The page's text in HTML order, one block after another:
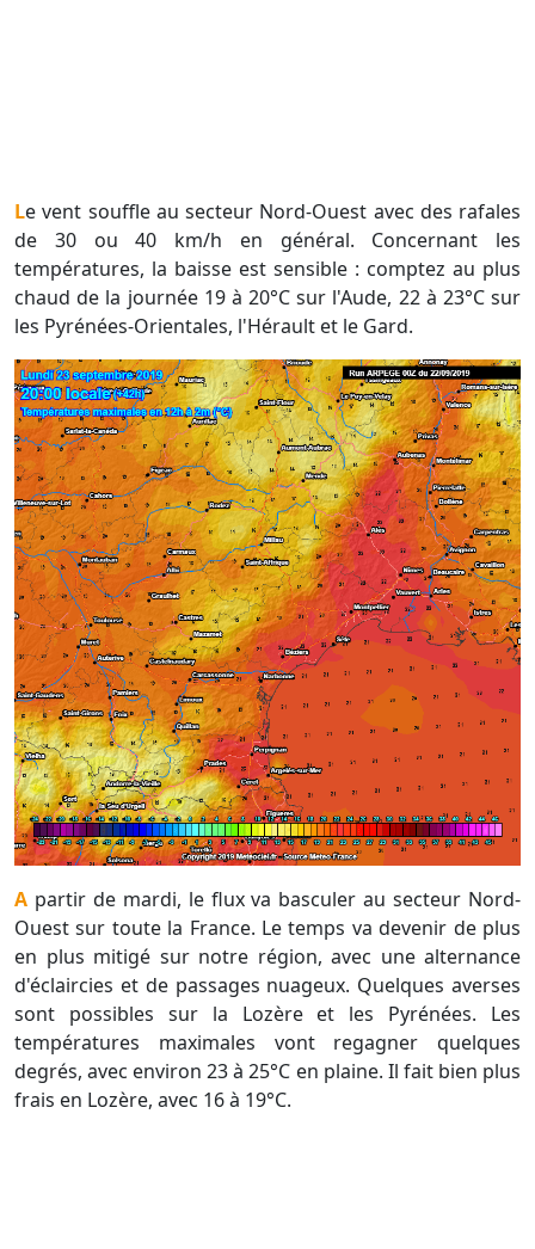
Le vent souffle au secteur Nord-Ouest avec des rafales
de 30 ou 40 km/h en général. Concernant les
températures, la baisse est sensible : comptez au plus
chaud de la journée 19 à 20°C sur l'Aude, 22 à 23°C sur
les Pyrénées-Orientales, l'Hérault et le Gard.
A partir de mardi, le flux va basculer au secteur Nord-
Ouest sur toute la France. Le temps va devenir de plus
en plus mitigé sur notre région, avec une alternance
d'éclaircies et de passages nuageux. Quelques averses
sont possibles sur la Lozère et les Pyrénées. Les
températures maximales vont regagner quelques
degrés, avec environ 23 à 25°C en plaine. Il fait bien plus
frais en Lozère, avec 16 à 19°C.